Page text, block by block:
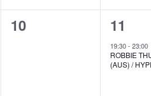
0
Veranstaltungen,
10
1
11
19:30-23:00
ROBBIE
(AUS) /